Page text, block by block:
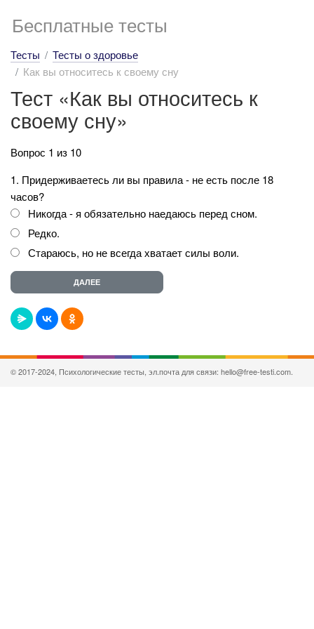
Бесплатные тесты
Тесты
Тесты о здоровье
Как вы относитесь к своему сну
Тест «Как вы относитесь к
своему сну»
Вопрос 1 из 10
1. Придерживаетесь ли вы правила - не есть после 18
часов?
Никогда - я обязательно наедаюсь перед сном.
Редко.
Стараюсь, но не всегда хватает силы воли.
© 2017-2024, Психологические тесты, эл.почта для связи: hello@free-testi.com.